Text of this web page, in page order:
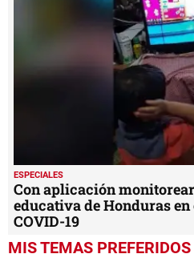
ESPECIALES
Con aplicación
educativa de Honduras
COVID-19
MIS TEMAS PREFERIDOS